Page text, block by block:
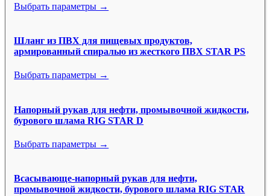
Выбрать параметры →
Шланг из ПВХ для пищевых продуктов,
армированный спиралью из жесткого ПВХ STAR PS
Выбрать параметры →
Напорный рукав для нефти, промывочной жидкости,
бурового шлама RIG STAR D
Выбрать параметры →
Всасывающе-напорный рукав для нефти,
промывочной жидкости, бурового шлама RIG STAR